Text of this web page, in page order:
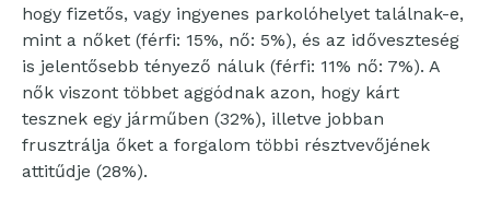
hogy fizetős, vagy ingyenes parkolóhelyet találnak-e,
mint a nőket (férfi: 15%, nő: 5%), és az időveszteség
is jelentősebb tényező náluk (férfi: 11% nő: 7%). A
nők viszont többet aggódnak azon, hogy kárt
tesznek egy járműben (32%), illetve jobban
frusztrálja őket a forgalom többi résztvevőjének
attitűdje (28%).